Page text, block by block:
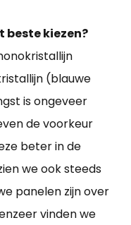
beste kiezen?
(blauwe
is ongeveer
de voorkeur
beter in de
we ook steeds
panelen zijn over
vinden we